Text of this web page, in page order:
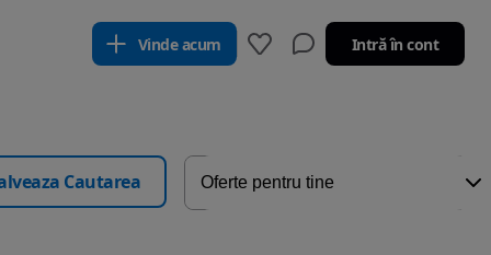
Vinde acum Intră în cont
Cautarea